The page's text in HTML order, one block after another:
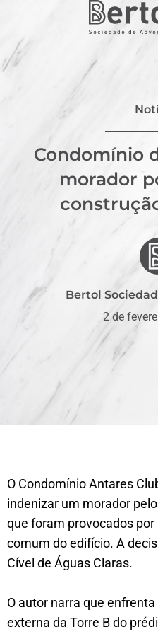
Condomínio
morador
Bertol
2 de
O Condomínio Antares
indenizar um morador
que foram provocados
comum do edifício. A
Cível de Águas Claras.
O autor narra que
externa da Torre B do